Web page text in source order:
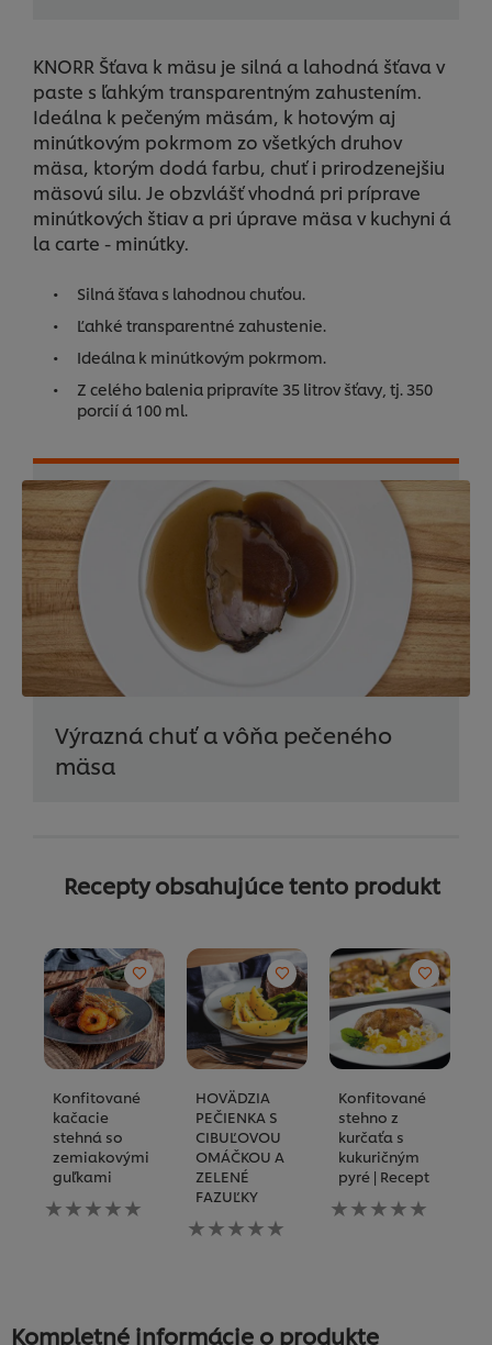
KNORR Šťava k mäsu je silná a lahodná šťava v
paste s ľahkým transparentným zahustením.
Ideálna k pečeným mäsám, k hotovým aj
minútkovým pokrmom zo všetkých druhov
mäsa, ktorým dodá farbu, chuť i prirodzenejšiu
mäsovú silu. Je obzvlášť vhodná pri príprave
minútkových štiav a pri úprave mäsa v kuchyni á
la carte - minútky.
Silná šťava s lahodnou chuťou.
Ľahké transparentné zahustenie.
Ideálna k minútkovým pokrmom.
Z celého balenia pripravíte 35 litrov šťavy, tj. 350
porcií á 100 ml.
Výrazná chuť a vôňa pečeného
mäsa
Recepty obsahujúce tento produkt
Konfitované
kačacie
stehná so
zemiakovými
guľkami
Pre
túto
HOVÄDZIA
PEČIENKA S
CIBUĽOVOU
OMÁČKOU A
ZELENÉ
FAZUĽKY
Pre
túto
hodnotenia
Konfitované
stehno z
kurčaťa s
kukuričným
pyré | Recept
Pre
túto
Kompletné informácie o produkte